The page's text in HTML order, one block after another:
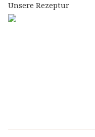
Unsere Rezeptur